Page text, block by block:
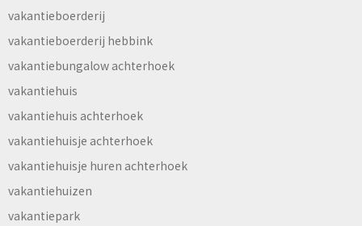
vakantieboerderij
vakantieboerderij hebbink
vakantiebungalow achterhoek
vakantiehuis
vakantiehuis achterhoek
vakantiehuisje achterhoek
vakantiehuisje huren achterhoek
vakantiehuizen
vakantiepark